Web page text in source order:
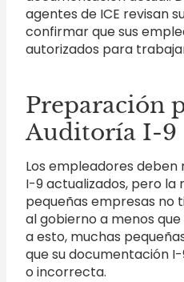
agentes de ICE revisan
confirmar que sus
autorizados para
Preparación
Auditoría I-9
Los empleadores
I-9 actualizados, pero la
pequeñas empresas no
al gobierno a menos
a esto, muchas
que su documentación
o incorrecta.